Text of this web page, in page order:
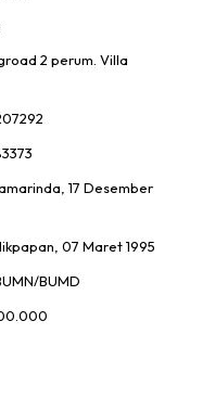
2 perum. Villa
17 Desember
07 Maret 1995
BUMD